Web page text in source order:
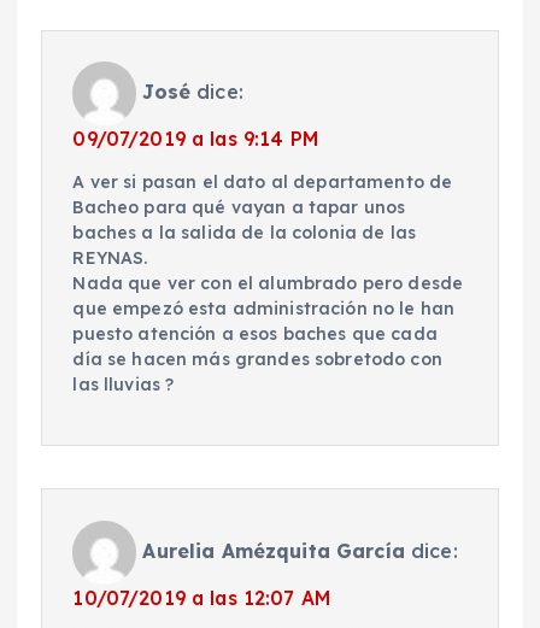
José dice:
09/07/2019 a las 9:14 PM
A ver si pasan el dato al departamento de
Bacheo para qué vayan a tapar unos
baches a la salida de la colonia de las
REYNAS.
Nada que ver con el alumbrado pero desde
que empezó esta administración no le han
puesto atención a esos baches que cada
día se hacen más grandes sobretodo con
las lluvias ?
Aurelia Amézquita García dice:
10/07/2019 a las 12:07 AM